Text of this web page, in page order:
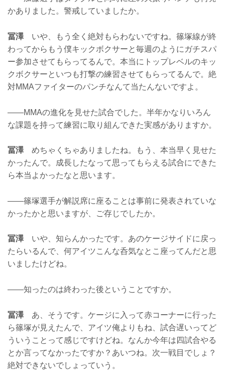
かありました。警戒していましたか。
冨澤いや、もう全く絶対もらわないですね。篠塚線が終
わってからもう僕キックボクサーと毎週のようにガチスパ
ー参加させてもらってるんで。本当にトップレベルのキッ
クボクサーといつも打撃の練習させてもらってるんで。絶
対MMAファイターのパンチなんて当たんないですよ。
——MMAの進化を見せた試合でした。半年かなりいろん
な課題を持って練習に取り組んできた実感がありますか。
冨澤めちゃくちゃありましたね。もう、本当早く見せた
かったんで。成長したなって思ってもらえる試合にできた
ら本当よかったなと思います。
——篠塚選手が解説席に座ることは事前に発表されていな
かったかと思いますが、ご存じでしたか。
冨澤いや、知らんかったです。あのケージサイドに戻っ
たらいるんで、何アイツこんな呑気なとこ座ってんだと思
いましたけどね。
——知ったのは終わった後ということですか。
冨澤あ、そうです。ケージに入って赤コーナーに行った
ら篠塚が見えたんで、アイツ俺よりもね、試合遅いってど
ういうことって感じですけどね。なんか今年は四試合やる
とか言ってなかったですか？あいつね。次一戦目でしょ？
絶対できないでしょっていう。